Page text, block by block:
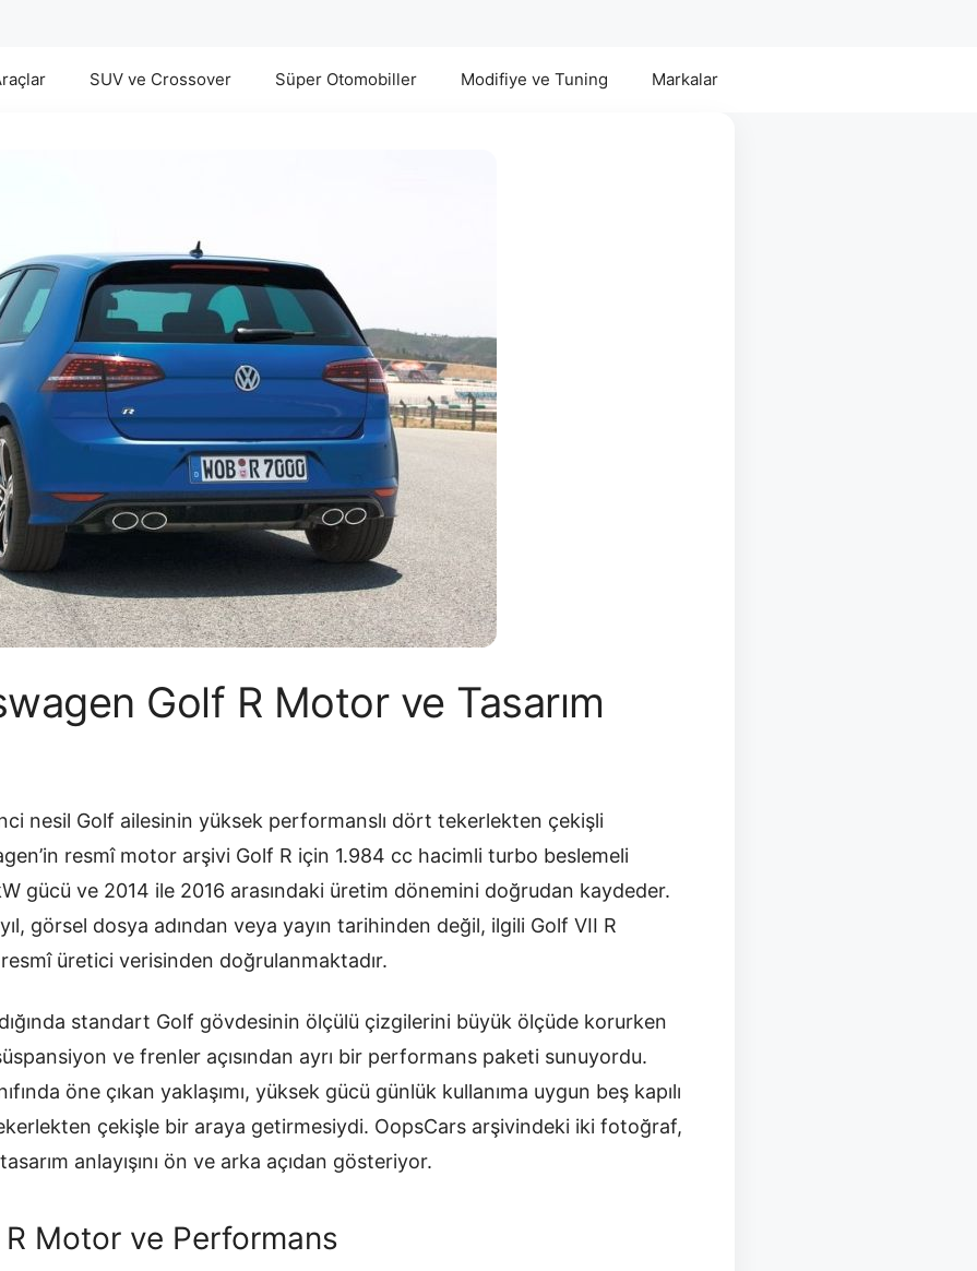
SUV ve Crossover Süper Otomobiller Modifiye ve Tuning Markalar
Golf R Motor ve Tasarım
nesil Golf ailesinin yüksek performanslı dört tekerlekten çekişli
resmî motor arşivi Golf R için 1.984 cc hacimli turbo beslemeli
gücü ve 2014 ile 2016 arasındaki üretim dönemini doğrudan kaydeder.
görsel dosya adından veya yayın tarihinden değil, ilgili Golf VII R
üretici verisinden doğrulanmaktadır.
standart Golf gövdesinin ölçülü çizgilerini büyük ölçüde korurken
ve frenler açısından ayrı bir performans paketi sunuyordu.
öne çıkan yaklaşımı, yüksek gücü günlük kullanıma uygun beş kapılı
çekişle bir araya getirmesiydi. OopsCars arşivindeki iki fotoğraf,
anlayışını ön ve arka açıdan gösteriyor.
Motor ve Performans